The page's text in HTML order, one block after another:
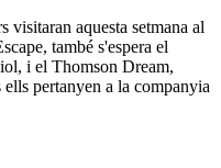
visitaran aquesta setmana al
també s'espera el
i el Thomson Dream,
pertanyen a la companyia